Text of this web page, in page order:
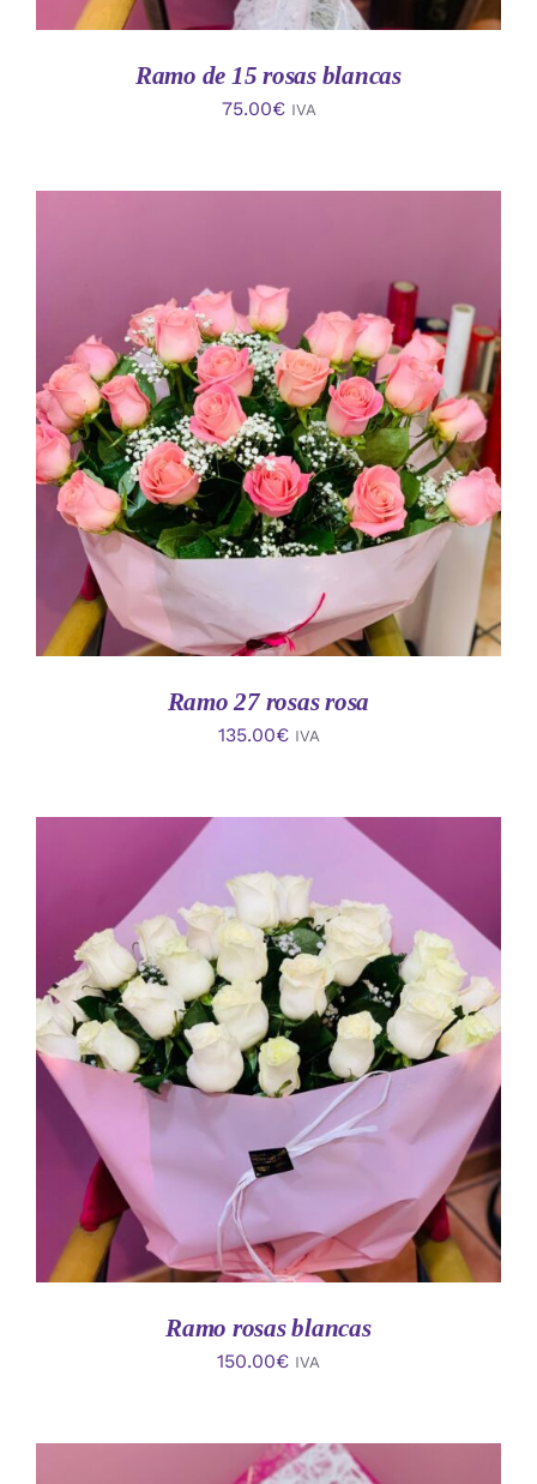
Ramo de 15 rosas blancas
75.00€ IVA
AÑADIR AL CARRITO
/
DETALLES
Ramo 27 rosas rosa
135.00€ IVA
AÑADIR AL CARRITO
/
DETALLES
Ramo rosas blancas
150.00€ IVA